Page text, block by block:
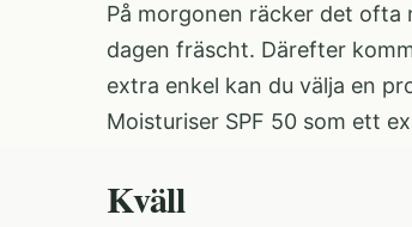
På morgonen räcker det ofta
dagen fräscht. Därefter
extra enkel kan du välja en
Moisturiser SPF 50 som ett
Kväll